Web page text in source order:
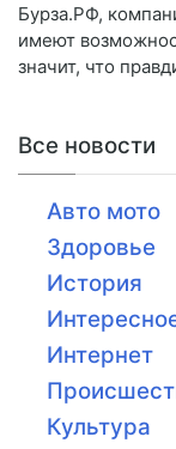
Бурза.РФ,
имеют
значит, что
Все новости
Авто мото
Здоровье
История
Интернет
Культура